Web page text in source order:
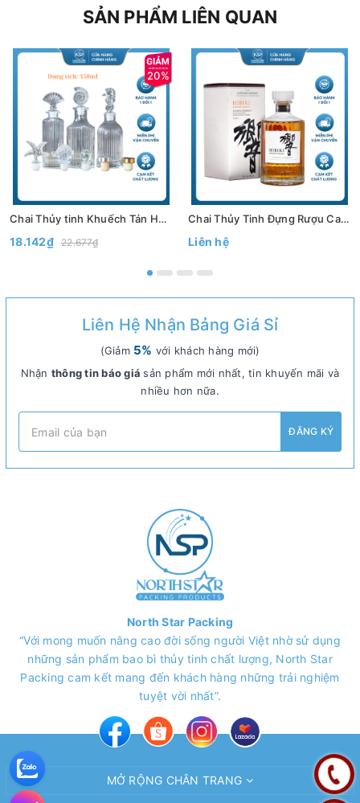
SẢN PHẨM LIÊN QUAN
20%
Chai Thủy tinh Khuếch Tán Hương Thơm Có nút 120ml, 200ml - Bình Thủy Tinh Decor Trang Trí - North Star Packing
18.142₫ 22.677₫
Chai Thủy Tinh Đựng Rượu Cao Cấp 500ml 750ml Mẫu Chai Hibiki, Thiết Kế Sang Trọng - North Star Packing
Liên hệ
Liên Hệ Nhận Bảng Giá Sỉ
(Giảm 5% với khách hàng mới)
Nhận thông tin báo giásản phẩm mới nhất, tin khuyến mãi và
nhiều hơn nữa.
ĐĂNG KÝ
North Star Packing
“Với mong muốn nâng cao đời sống người Việt nhờ sử dụng
những sản phẩm bao bì thủy tinh chất lượng, North Star
Packing cam kết mang đến khách hàng những trải nghiệm
tuyệt vời nhất”.
MỞ RỘNG CHÂN TRANG